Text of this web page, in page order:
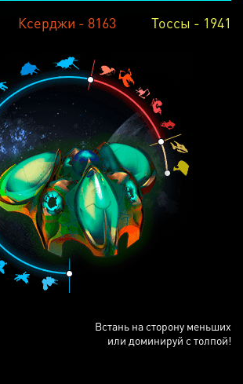
Ксерджи - 8163 Тоссы - 1941
Встань на сторону меньших
или доминируй с толпой!